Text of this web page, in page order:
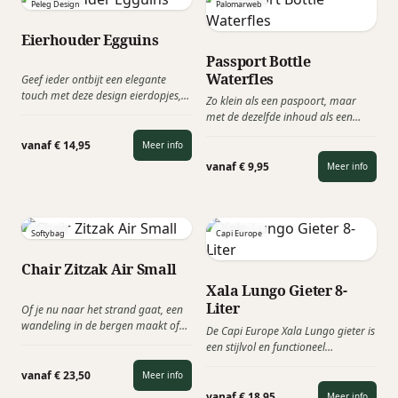
Peleg Design
Eierhouder Egguins
Geef ieder ontbijt een elegante
touch met deze design eierdopjes,
eierhouder voor zachtgekookte of
hardgekookte eieren.
vanaf € 14,95 Meer info
Palomarweb
Passport Bottle
Waterfles
Zo klein als een paspoort, maar
met de dezelfde inhoud als een
waterfles heb je altijd onderweg
water op zak! Iets wat zo in je
binnenzak van je jas past.
vanaf € 9,95 Meer info
Softybag
Chair Zitzak Air Small
Of je nu naar het strand gaat, een
wandeling in de bergen maakt of
tuin, de nieuwe Softybag Chair
small zal je favoriete metgezel zijn
als je op zoek bent naar moeiteloze
vanaf € 23,50 Meer info
Capi Europe
Xala Lungo Gieter 8-
Liter
De Capi Europe Xala Lungo gieter is
een stijlvol en functioneel
groenbedrijven, hoveniers en
zomerse campagnes. Deze design